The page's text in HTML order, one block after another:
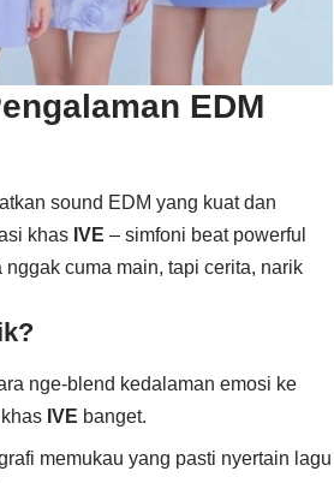
EDM
sound EDM yang kuat dan
khas IVE – simfoni beat powerful
cuma main, tapi cerita, narik
nge-blend kedalaman emosi ke
IVE banget.
memukau yang pasti nyertain lagu